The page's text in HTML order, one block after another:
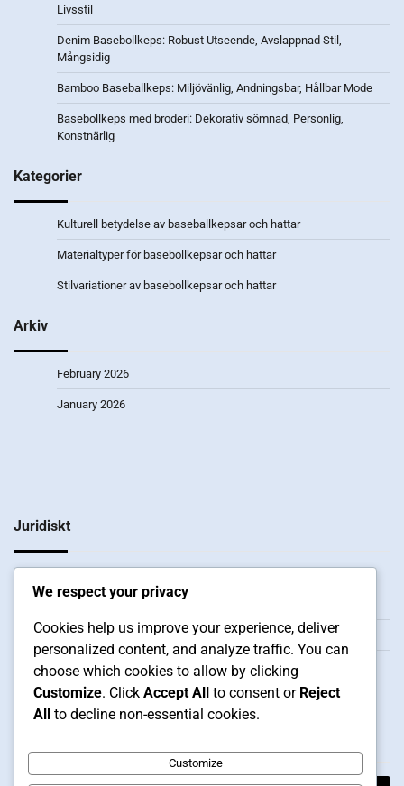
Livsstil
Denim Basebollkeps: Robust Utseende, Avslappnad Stil,
Mångsidig
Bamboo Baseballkeps: Miljövänlig, Andningsbar, Hållbar Mode
Basebollkeps med broderi: Dekorativ sömnad, Personlig,
Konstnärlig
Kategorier
Kulturell betydelse av baseballkepsar och hattar
Materialtyper för basebollkepsar och hattar
Stilvariationer av basebollkepsar och hattar
Arkiv
February 2026
January 2026
Juridiskt
Din integritet
Kontakt
Cookieinställningar
We respect your privacy
Cookies help us improve your experience, deliver
personalized content, and analyze traffic. You can
choose which cookies to allow by clicking
Customize. Click Accept All to consent or Reject
All to decline non-essential cookies.
Customize